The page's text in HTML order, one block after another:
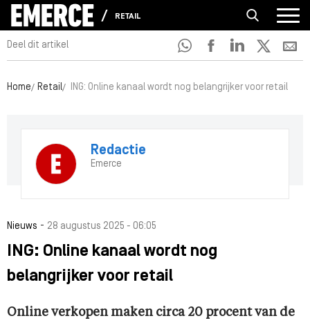
RETAIL
Deel dit artikel
Home Retail ING: Online kanaal wordt nog belangrijker voor retail
Redactie
Emerce
Nieuws - 28 augustus 2025 - 06:05
ING: Online kanaal wordt nog
belangrijker voor retail
Online verkopen maken circa 20 procent van de